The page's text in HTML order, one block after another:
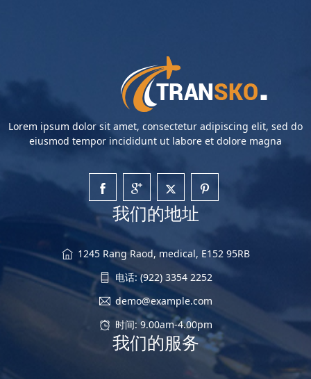
Lorem ipsum dolor sit amet, consectetur adipiscing elit, sed do
eiusmod tempor incididunt ut labore et dolore magna
我们的地址
1245 Rang Raod, medical, E152 95RB
电话: (922) 3354 2252
demo@example.com
时间: 9.00am-4.00pm
我们的服务